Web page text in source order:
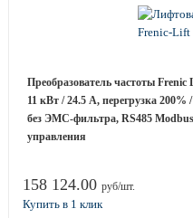
Преобразователь частоты
11 кВт / 24.5 A, перегрузка 200%
без ЭМС-фильтра, RS485
управления
158 124.00 руб/шт.